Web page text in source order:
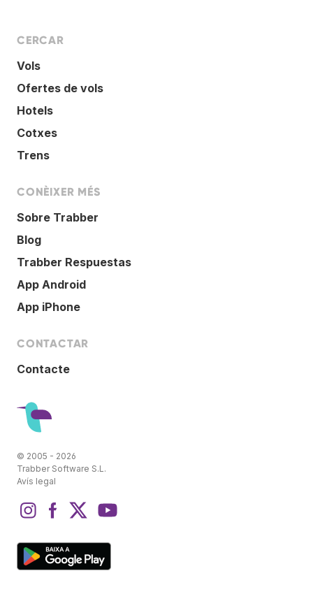
CERCAR
Vols
Ofertes de vols
Hotels
Cotxes
Trens
CONÈIXER MÉS
Sobre Trabber
Blog
Trabber Respuestas
App Android
App iPhone
CONTACTAR
Contacte
© 2005 - 2026
Trabber Software S.L.
Avís legal